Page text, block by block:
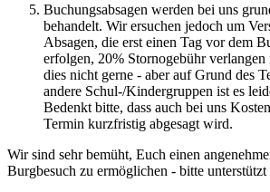
Buchungsabsagen werden bei uns
behandelt. Wir ersuchen jedoch um
Absagen, die erst einen Tag vor dem
erfolgen, 20% Stornogebühr verlangen
dies nicht gerne - aber auf Grund des
andere Schul-/Kindergruppen ist es
Bedenkt bitte, dass auch bei uns
Termin kurzfristig abgesagt wird.
Wir sind sehr bemüht, Euch einen
Burgbesuch zu ermöglichen - bitte unterstützt